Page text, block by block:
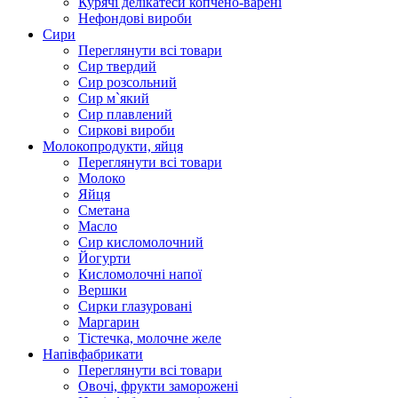
Нефондові вироби
Сири
Переглянути всі товари
Сир твердий
Сир розсольний
Сир м`який
Сир плавлений
Сиркові вироби
Молокопродукти, яйця
Переглянути всі товари
Молоко
Яйця
Сметана
Масло
Сир кисломолочний
Йогурти
Кисломолочні напої
Вершки
Сирки глазуровані
Маргарин
Тістечка, молочне желе
Напівфабрикати
Переглянути всі товари
Овочі, фрукти заморожені